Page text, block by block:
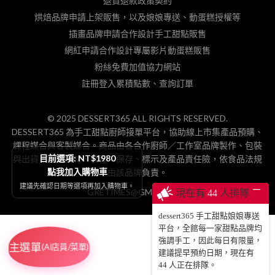
現在有 44 人排隊 ─
dessert365 手工甜點娘娘專送
平台，全館每一家甜點品牌均
強調手工，因此每日有限量，
建議提早預約日期，現在有
44 人正在排隊。
烘焙品牌申請上架販售，以及娘娘專送、動蛋糕授權等
插畫品牌申請合作設計手工甜點販售
網紅申請合作設計專屬影片動蛋糕販售
粉絲免費加值協力網站
註冊登入累積點數、查詢訂單
© 2025 DESSERT365 ALL RIGHTS RESERVED.
DESSERT365 為手工甜點廚師接單平台，協助線上市集產品預購、
課程媒合與客製媒合。商品由各合作廚師／工作室品牌製作、包裝
與出貨，相關食材、製程、保存、標示及產品責任險，依食品法規
由該品牌負責。
GRETIMES@GMAIL.COM
目前選項: NT$1980
點我加入購物車
建議先確認日期等選項再加入購物車。
主選單(AI店員/菜單)